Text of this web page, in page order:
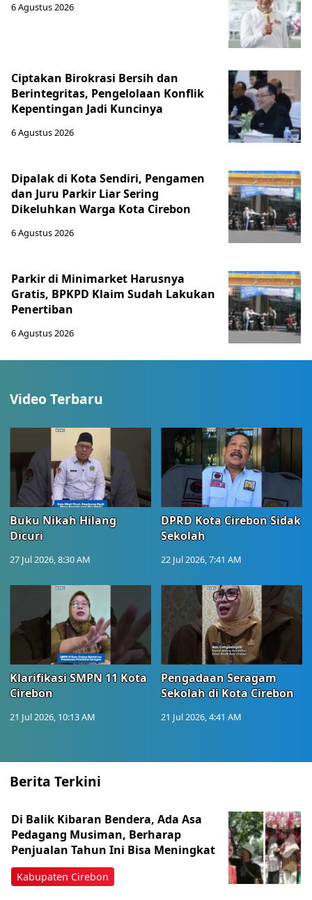
6 Agustus 2026
Ciptakan Birokrasi Bersih dan
Berintegritas, Pengelolaan Konflik
Kepentingan Jadi Kuncinya
6 Agustus 2026
Dipalak di Kota Sendiri, Pengamen
dan Juru Parkir Liar Sering
Dikeluhkan Warga Kota Cirebon
6 Agustus 2026
Parkir di Minimarket Harusnya
Gratis, BPKPD Klaim Sudah Lakukan
Penertiban
6 Agustus 2026
Video Terbaru
Buku Nikah Hilang
Dicuri
27 Jul 2026, 8:30 AM
DPRD Kota Cirebon Sidak
Sekolah
22 Jul 2026, 7:41 AM
Klarifikasi SMPN 11 Kota
Cirebon
21 Jul 2026, 10:13 AM
Pengadaan Seragam
Sekolah di Kota Cirebon
21 Jul 2026, 4:41 AM
Berita Terkini
Kabupaten Cirebon
Di Balik Kibaran Bendera, Ada Asa
Pedagang Musiman, Berharap
Penjualan Tahun Ini Bisa Meningkat